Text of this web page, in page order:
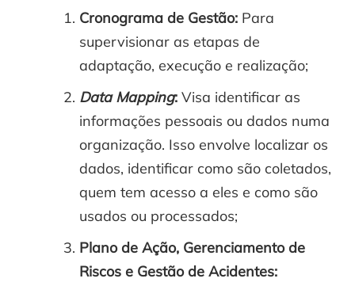
Cronograma de Gestão: Para
supervisionar as etapas de
adaptação, execução e realização;
Data Mapping: Visa identificar as
informações pessoais ou dados numa
organização. Isso envolve localizar os
dados, identificar como são coletados,
quem tem acesso a eles e como são
usados ou processados;
Plano de Ação, Gerenciamento de
Riscos e Gestão de Acidentes: